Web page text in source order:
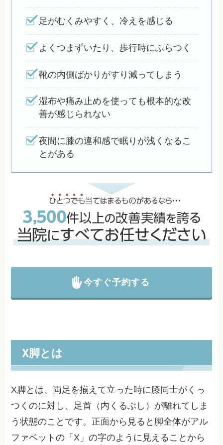
足がむくみやすく、冷えを感じる
よくつまずいたり、歩行時にふらつく
靴の内側ばかりがすり減ってしまう
湿布や痛み止めを使っても根本的な改
善が感じられない
夜間に膝の違和感で眠りが浅くなるこ
とがある
今すぐ予約する
X脚とは
X脚とは、両足を揃えて立った時に膝同士がくっ
つくのに対し、足首（内くるぶし）が離れてしま
う状態のことです。正面から見ると脚全体がアル
ファベットの「X」の字のように見えることから